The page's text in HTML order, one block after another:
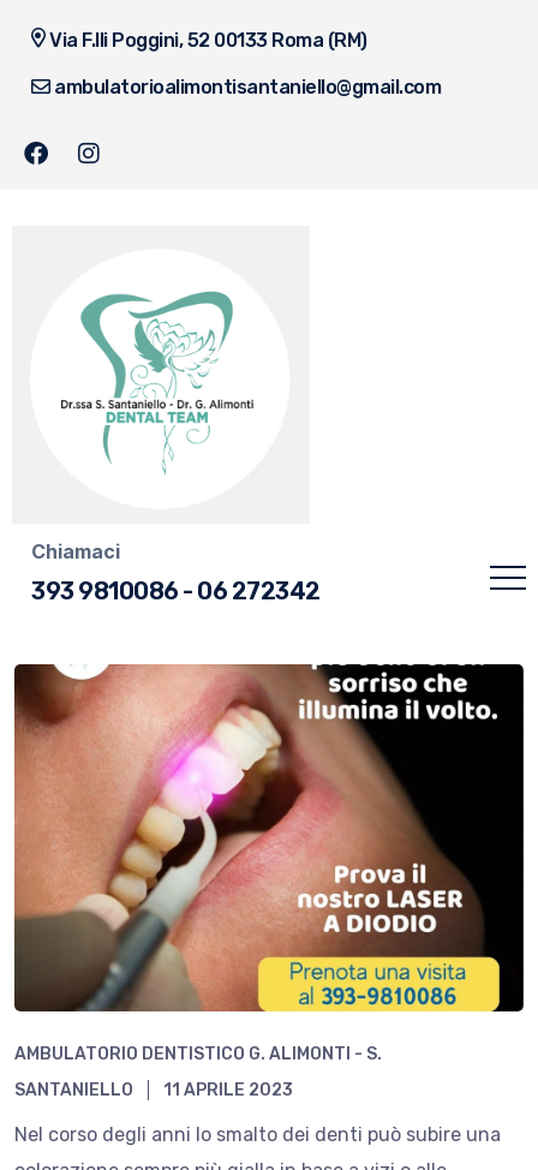
Via F.lli Poggini, 52 00133 Roma (RM)
ambulatorioalimontisantaniello@gmail.com
Chiamaci
393 9810086 - 06 272342
AMBULATORIO DENTISTICO G. ALIMONTI - S.
SANTANIELLO
11 APRILE 2023
Nel corso degli anni lo smalto dei denti può subire una